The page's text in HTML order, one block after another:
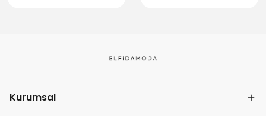
Kurumsal